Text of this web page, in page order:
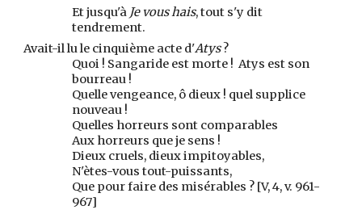
Et jusqu'à Je vous hais, tout s'y dit
tendrement.
Avait-il lu le cinquième acte d'Atys?
Quoi ! Sangaride est morte ! Atys est son
bourreau !
Quelle vengeance, ô dieux ! quel supplice
nouveau !
Quelles horreurs sont comparables
Aux horreurs que je sens !
Dieux cruels, dieux impitoyables,
N'ètes-vous tout-puissants,
Que pour faire des misérables ? [V, 4, v. 961-
967]